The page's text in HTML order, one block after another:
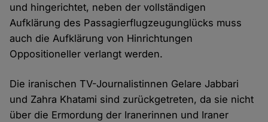
und hingerichtet, neben der vollständigen
Aufklärung des Passagierflugzeugunglücks muss
auch die Aufklärung von Hinrichtungen
Oppositioneller verlangt werden.
Die iranischen TV-Journalistinnen Gelare Jabbari
und Zahra Khatami sind zurückgetreten, da sie nicht
über die Ermordung der Iranerinnen und Iraner